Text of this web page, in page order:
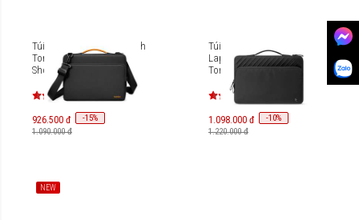
Túi xách Laptop 13/14 inch
Tomtoc Defender-A40
Shoulder Bag Black
A40D3D1
926.500 đ -15%
1.090.000 đ
Túi xách chống sốc
Laptop/Macbook 15 inch
Tomtoc Voyage-A24
A24E3D1
1.098.000 đ -10%
1.220.000 đ
NEW